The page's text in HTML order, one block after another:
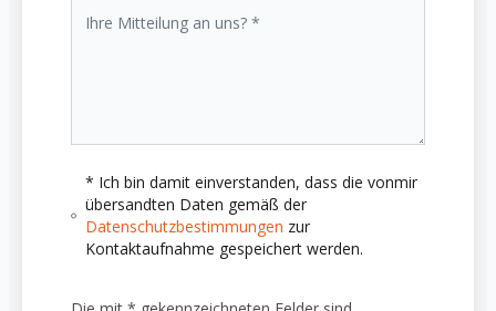
* Ich bin damit einverstanden, dass die vonmir
übersandten Daten gemäß der
Datenschutzbestimmungen zur
Kontaktaufnahme gespeichert werden.